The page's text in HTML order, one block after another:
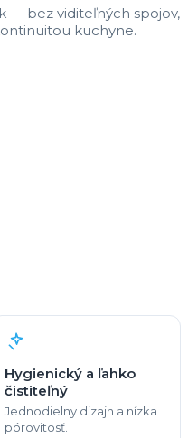
— bez viditeľných spojov,
kuchyne.
Hygienický a ľahko
čistiteľný
Jednodielny dizajn a nízka
pórovitosť.